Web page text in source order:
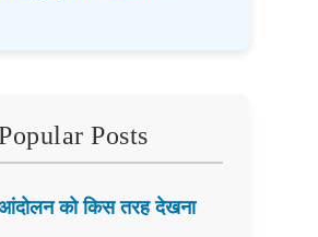
Posts
को किस तरह देखना